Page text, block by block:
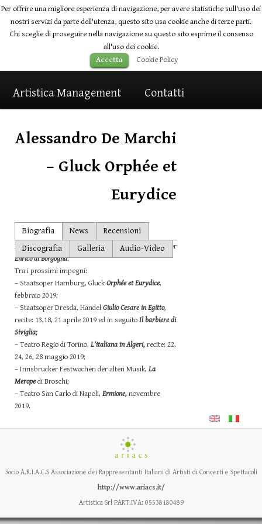
to
to
Artisti News
Artistica Management Contatti
Alessandro De Marchi
– Gluck Orphée et
Eurydice
navigation
Biografia News
Recensioni
Discografia
Galleria Audio-Video
Di recente al Festival Donizetti Opera di Bergamo per
Enrico di Borgogna.
Tra i prossimi impegni:
– Staatsoper Hamburg, Gluck Orphée et Eurydice,
febbraio 2019;
– Staatsoper Dresda, Händel Giulio Cesare in Egitto,
recite: 13,18, 21 aprile 2019 ed in seguitoIl barbiere di
Siviglia;
– Teatro Regio di Torino, L’italiana in Algeri,recite: 22,
24, 26, 28 maggio 2019;
– Innsbrucker Festwochen der alten Musik, La
Merope di Broschi;
– Teatro San Carlo di Napoli, Ermione,novembre
2019.
Socio A.R.I.A.C.S Associazione dei Rappresentanti Italiani di Artisti di Concerti e Spettacoli
http://www.ariacs.it/
Artistica Srl PART.IVA: 05538180489
Per offrire una migliore esperienza di navigazione, per avere statistiche sull'uso dei
nostri servizi da parte dell'utenza, questo sito usa cookie anche di terze parti.
Chi sceglie di proseguire nella navigazione su questo sito esprime il consenso
all'uso dei cookie.
Accetta Cookie Policy